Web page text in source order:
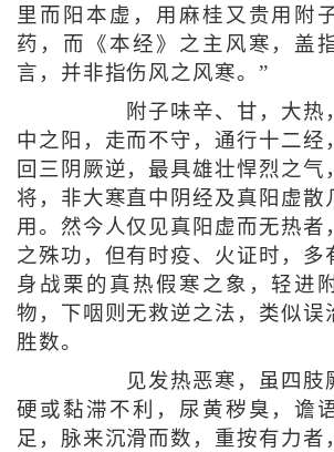
里而阳本虚，用麻桂又贵用附
药，而《本经》之主风寒，盖
言，并非指伤风之风寒。”
附子味辛、甘，大热
中之阳，走而不守，通行十二经
回三阴厥逆，最具雄壮悍烈之气
将，非大寒直中阴经及真阳虚散
用。然今人仅见真阳虚而无热者
之殊功，但有时疫、火证时，多
身战栗的真热假寒之象，轻进
物，下咽则无救逆之法，类似误
胜数。
见发热恶寒，虽四肢
硬或黏滞不利，尿黄秽臭，谵
足，脉来沉滑而数，重按有力者